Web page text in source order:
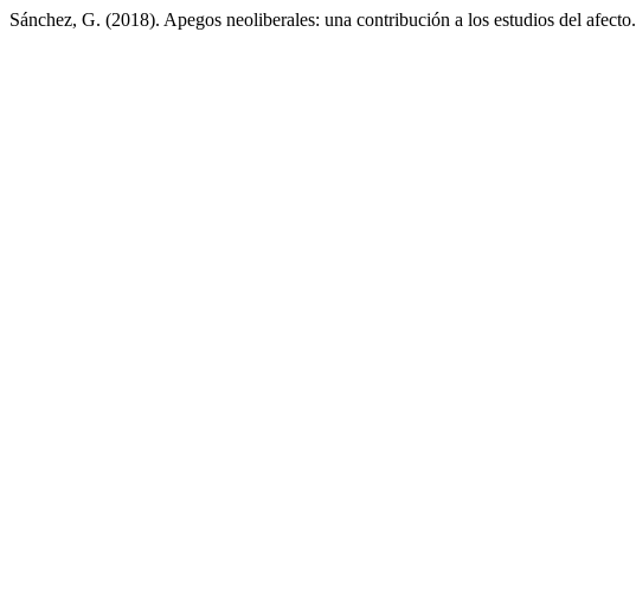
Sánchez, G. (2018). Apegos neoliberales: una contribución a los estudios del afecto.